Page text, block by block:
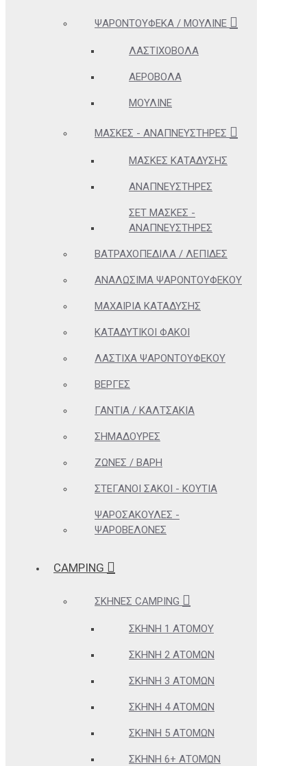
ΨΑΡΟΝΤΟΎΦΕΚΑ / ΜΟΥΛΙΝΈ
ΛΑΣΤΙΧΟΒΌΛΑ
ΑΕΡΟΒΌΛΑ
ΜΟΥΛΙΝΈ
ΜΆΣΚΕΣ - ΑΝΑΠΝΕΥΣΤΉΡΕΣ
ΜΆΣΚΕΣ ΚΑΤΆΔΥΣΗΣ
ΑΝΑΠΝΕΥΣΤΉΡΕΣ
ΣΕΤ ΜΆΣΚΕΣ -
ΑΝΑΠΝΕΥΣΤΉΡΕΣ
ΒΑΤΡΑΧΟΠΈΔΙΛΑ / ΛΕΠΊΔΕΣ
ΑΝΑΛΏΣΙΜΑ ΨΑΡΟΝΤΟΎΦΕΚΟΥ
ΜΑΧΑΊΡΙΑ ΚΑΤΆΔΥΣΗΣ
ΚΑΤΑΔΥΤΙΚΟΊ ΦΑΚΟΊ
ΛΆΣΤΙΧΑ ΨΑΡΟΝΤΟΎΦΕΚΟΥ
ΒΈΡΓΕΣ
ΓΆΝΤΙΑ / ΚΑΛΤΣΆΚΙΑ
ΣΗΜΑΔΟΎΡΕΣ
ΖΏΝΕΣ / ΒΆΡΗ
ΣΤΕΓΑΝΟΊ ΣΆΚΟΙ - ΚΟΥΤΙΆ
ΨΑΡΟΣΑΚΟΎΛΕΣ -
ΨΑΡΟΒΕΛΌΝΕΣ
CAMPING
ΣΚΗΝΈΣ CAMPING
ΣΚΗΝΉ 1 ΑΤΌΜΟΥ
ΣΚΗΝΉ 2 ΑΤΌΜΩΝ
ΣΚΗΝΉ 3 ΑΤΌΜΩΝ
ΣΚΗΝΉ 4 ΑΤΌΜΩΝ
ΣΚΗΝΉ 5 ΑΤΌΜΩΝ
ΣΚΗΝΉ 6+ ΑΤΌΜΩΝ